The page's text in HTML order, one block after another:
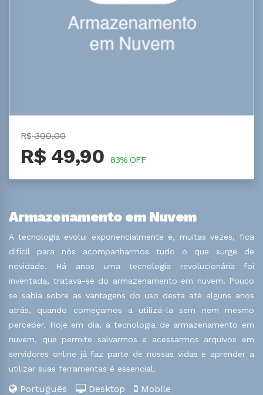
R$300.00
R$ 49,90 83% OFF
Armazenamento em Nuvem
A tecnologia evolui exponencialmente e, muitas vezes, fica
difícil para nós acompanharmos tudo o que surge de
novidade. Há anos uma tecnologia revolucionária foi
inventada, tratava-se do armazenamento em nuvem. Pouco
se sabia sobre as vantagens do uso desta até alguns anos
atrás, quando começamos a utilizá-la sem nem mesmo
perceber. Hoje em dia, a tecnologia de armazenamento em
nuvem, que permite salvarmos e acessarmos arquivos em
servidores online já faz parte de nossas vidas e aprender a
utilizar suas ferramentas é essencial.
Português Desktop Mobile